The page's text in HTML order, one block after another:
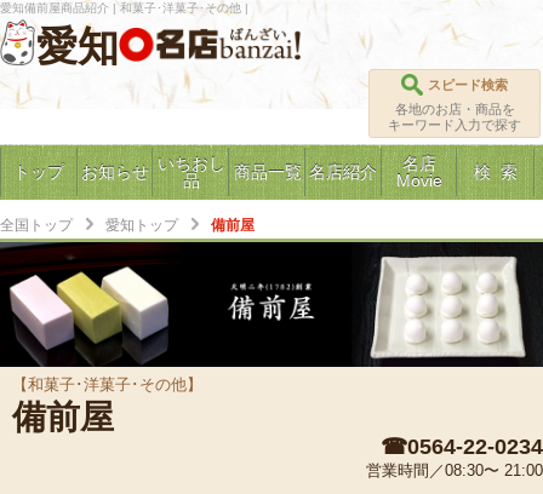
愛知備前屋商品紹介 | 和菓子･洋菓子･その他 |
愛知
スピード検索
各地のお店・商品を
キーワード入力で探す
トップ お知らせ いちおし
品
商品一覧 名店紹介
名店
Movie
検 索
全国トップ 愛知トップ 備前屋
【和菓子･洋菓子･その他】
備前屋
☎0564-22-0234
営業時間／08:30〜 21:00